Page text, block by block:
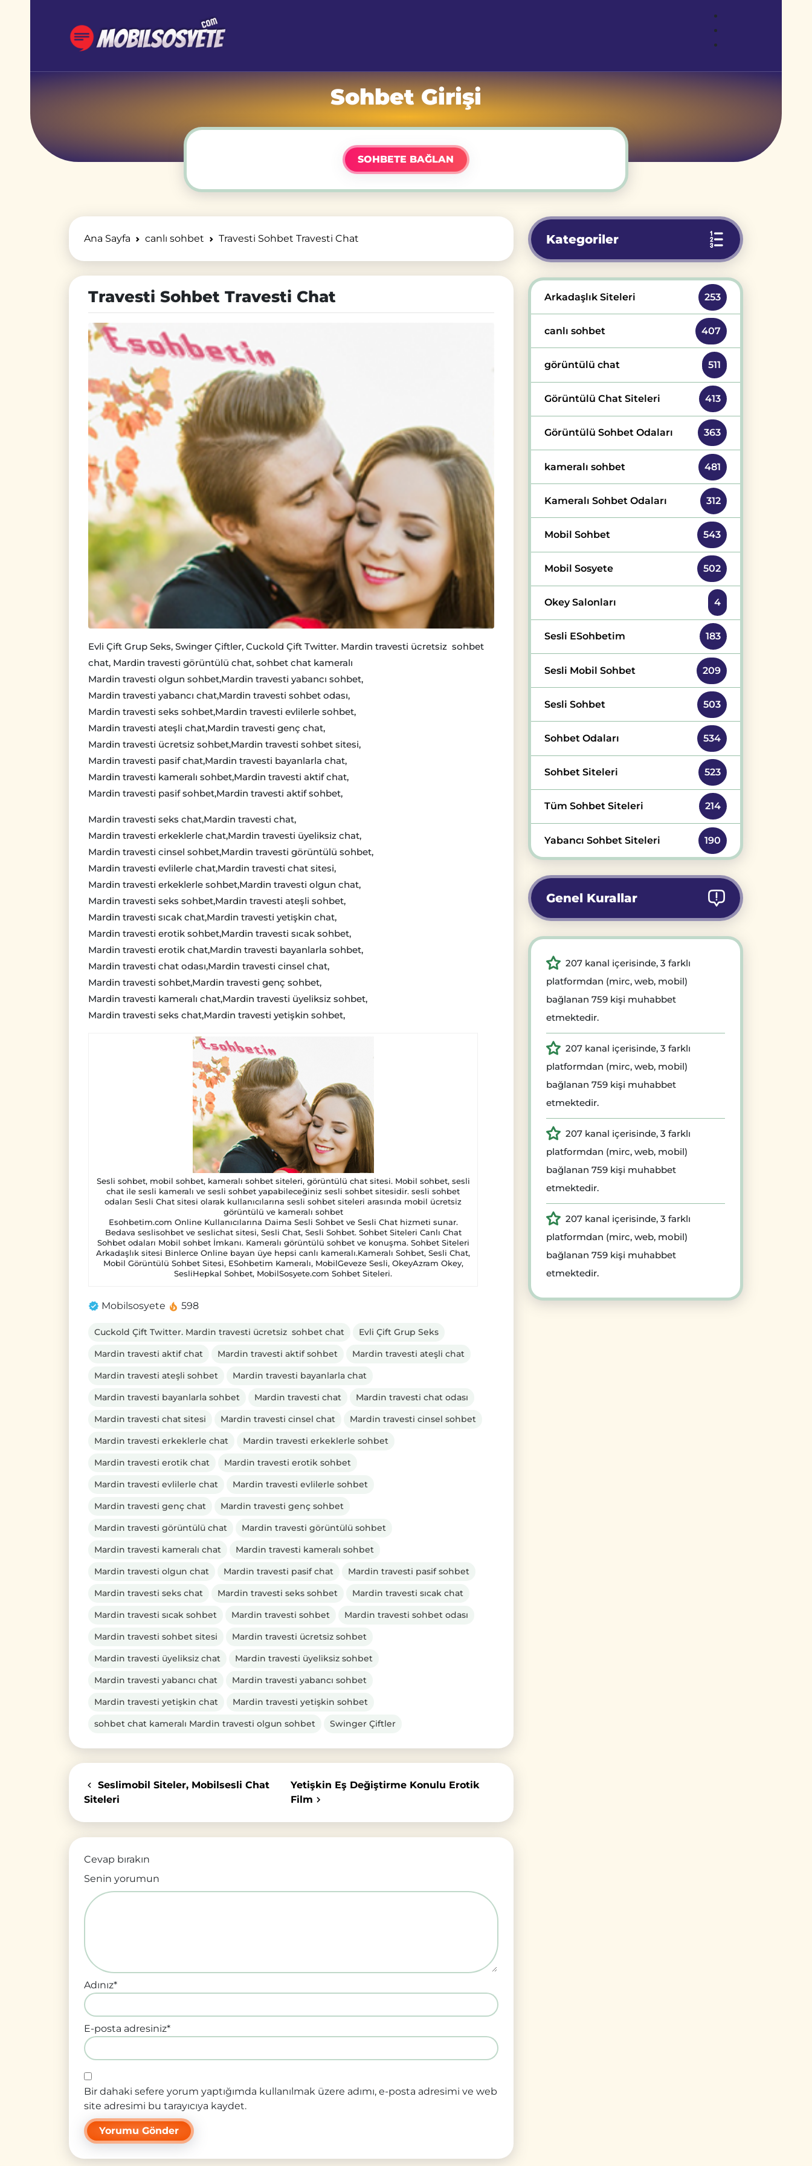
Sohbet Girişi
SOHBETE BAĞLAN
Ana Sayfa canlı sohbet Travesti Sohbet Travesti Chat
Travesti Sohbet Travesti Chat
Evli Çift Grup Seks, Swinger Çiftler, Cuckold Çift Twitter. Mardin travesti ücretsiz sohbet
chat, Mardin travesti görüntülü chat, sohbet chat kameralı
Mardin travesti olgun sohbet,Mardin travesti yabancı sohbet,
Mardin travesti yabancı chat,Mardin travesti sohbet odası,
Mardin travesti seks sohbet,Mardin travesti evlilerle sohbet,
Mardin travesti ateşli chat,Mardin travesti genç chat,
Mardin travesti ücretsiz sohbet,Mardin travesti sohbet sitesi,
Mardin travesti pasif chat,Mardin travesti bayanlarla chat,
Mardin travesti kameralı sohbet,Mardin travesti aktif chat,
Mardin travesti pasif sohbet,Mardin travesti aktif sohbet,
Mardin travesti seks chat,Mardin travesti chat,
Mardin travesti erkeklerle chat,Mardin travesti üyeliksiz chat,
Mardin travesti cinsel sohbet,Mardin travesti görüntülü sohbet,
Mardin travesti evlilerle chat,Mardin travesti chat sitesi,
Mardin travesti erkeklerle sohbet,Mardin travesti olgun chat,
Mardin travesti seks sohbet,Mardin travesti ateşli sohbet,
Mardin travesti sıcak chat,Mardin travesti yetişkin chat,
Mardin travesti erotik sohbet,Mardin travesti sıcak sohbet,
Mardin travesti erotik chat,Mardin travesti bayanlarla sohbet,
Mardin travesti chat odası,Mardin travesti cinsel chat,
Mardin travesti sohbet,Mardin travesti genç sohbet,
Mardin travesti kameralı chat,Mardin travesti üyeliksiz sohbet,
Mardin travesti seks chat,Mardin travesti yetişkin sohbet,
Sesli sohbet, mobil sohbet, kameralı sohbet siteleri, görüntülü chat sitesi. Mobil sohbet, sesli
chat ile sesli kameralı ve sesli sohbet yapabileceğiniz sesli sohbet sitesidir. sesli sohbet
odaları Sesli Chat sitesi olarak kullanıcılarına sesli sohbet siteleri arasında mobil ücretsiz
görüntülü ve kameralı sohbet
Esohbetim.com Online Kullanıcılarına Daima Sesli Sohbet ve Sesli Chat hizmeti sunar.
Bedava seslisohbet ve seslichat sitesi, Sesli Chat, Sesli Sohbet. Sohbet Siteleri Canlı Chat
Sohbet odaları Mobil sohbet İmkanı. Kameralı görüntülü sohbet ve konuşma. Sohbet Siteleri
Arkadaşlık sitesi Binlerce Online bayan üye hepsi canlı kameralı.Kameralı Sohbet, Sesli Chat,
Mobil Görüntülü Sohbet Sitesi, ESohbetim Kameralı, MobilGeveze Sesli, OkeyAzram Okey,
SesliHepkal Sohbet, MobilSosyete.com Sohbet Siteleri.
Mobilsosyete 598
Cuckold Çift Twitter. Mardin travesti ücretsiz sohbet chat
Evli Çift Grup Seks
Mardin travesti aktif chat
Mardin travesti aktif sohbet
Mardin travesti ateşli chat
Mardin travesti ateşli sohbet
Mardin travesti bayanlarla chat
Mardin travesti bayanlarla sohbet
Mardin travesti chat
Mardin travesti chat odası
Mardin travesti chat sitesi
Mardin travesti cinsel chat
Mardin travesti cinsel sohbet
Mardin travesti erkeklerle chat
Mardin travesti erkeklerle sohbet
Mardin travesti erotik chat
Mardin travesti erotik sohbet
Mardin travesti evlilerle chat
Mardin travesti evlilerle sohbet
Mardin travesti genç chat
Mardin travesti genç sohbet
Mardin travesti görüntülü chat
Mardin travesti görüntülü sohbet
Mardin travesti kameralı chat
Mardin travesti kameralı sohbet
Mardin travesti olgun chat
Mardin travesti pasif chat
Mardin travesti pasif sohbet
Mardin travesti seks chat
Mardin travesti seks sohbet
Mardin travesti sıcak chat
Mardin travesti sıcak sohbet
Mardin travesti sohbet
Mardin travesti sohbet odası
Mardin travesti sohbet sitesi
Mardin travesti ücretsiz sohbet
Mardin travesti üyeliksiz chat
Mardin travesti üyeliksiz sohbet
Mardin travesti yabancı chat
Mardin travesti yabancı sohbet
Mardin travesti yetişkin chat
Mardin travesti yetişkin sohbet
sohbet chat kameralı Mardin travesti olgun sohbet
Swinger Çiftler
Seslimobil Siteler, Mobilsesli Chat
Siteleri
Yetişkin Eş Değiştirme Konulu Erotik
Film
Cevap bırakın
Senin yorumun
Adınız*
E-posta adresiniz*
Bir dahaki sefere yorum yaptığımda kullanılmak üzere adımı, e-posta adresimi ve web
site adresimi bu tarayıcıya kaydet.
Kategoriler
Arkadaşlık Siteleri 253
canlı sohbet 407
görüntülü chat 511
Görüntülü Chat Siteleri 413
Görüntülü Sohbet Odaları 363
kameralı sohbet 481
Kameralı Sohbet Odaları 312
Mobil Sohbet 543
Mobil Sosyete 502
Okey Salonları 4
Sesli ESohbetim 183
Sesli Mobil Sohbet 209
Sesli Sohbet 503
Sohbet Odaları 534
Sohbet Siteleri 523
Tüm Sohbet Siteleri 214
Yabancı Sohbet Siteleri 190
Genel Kurallar
207 kanal içerisinde, 3 farklı
platformdan (mirc, web, mobil)
bağlanan 759 kişi muhabbet
etmektedir.
207 kanal içerisinde, 3 farklı
platformdan (mirc, web, mobil)
bağlanan 759 kişi muhabbet
etmektedir.
207 kanal içerisinde, 3 farklı
platformdan (mirc, web, mobil)
bağlanan 759 kişi muhabbet
etmektedir.
207 kanal içerisinde, 3 farklı
platformdan (mirc, web, mobil)
bağlanan 759 kişi muhabbet
etmektedir.